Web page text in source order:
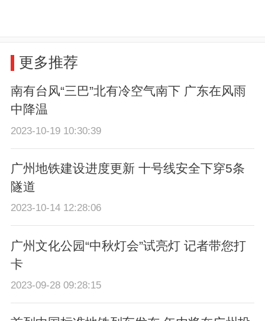
更多推荐
南有台风“三巴”北有冷空气南下 广东在风雨
中降温
2023-10-19 10:30:39
广州地铁建设进度更新 十号线安全下穿5条
隧道
2023-10-14 12:28:06
广州文化公园“中秋灯会”试亮灯 记者带您打
卡
2023-09-28 09:28:15